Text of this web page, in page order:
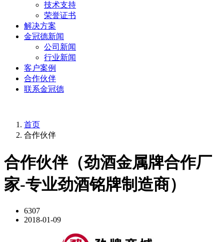
技术支持
荣誉证书
解决方案
金冠德新闻
公司新闻
行业新闻
客户案例
合作伙伴
联系金冠德
首页
合作伙伴
合作伙伴（劲酒金属牌合作厂
家-专业劲酒铭牌制造商）
6307
2018-01-09